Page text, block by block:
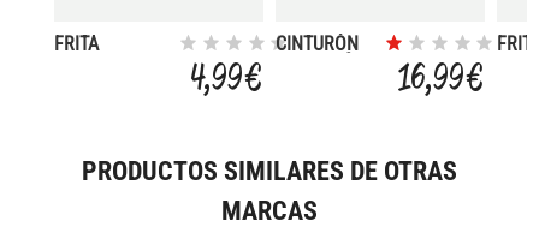
FRITA
4,99 €
CINTURÓN
16,99 €
PRODUCTOS SIMILARES DE OTRAS
MARCAS